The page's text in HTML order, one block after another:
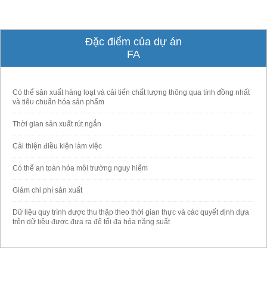
Đặc điểm của dự án
FA
Có thể sản xuất hàng loạt và cải tiến chất lượng thông qua tính đồng nhất
và tiêu chuẩn hóa sản phẩm
Thời gian sản xuất rút ngắn
Cải thiện điều kiện làm việc
Có thể an toàn hóa môi trường nguy hiểm
Giảm chi phí sản xuất
Dữ liệu quy trình được thu thập theo thời gian thực và các quyết định dựa
trên dữ liệu được đưa ra để tối đa hóa năng suất